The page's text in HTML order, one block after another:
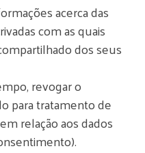
acerca das
com as quais
dos seus
revogar o
para tratamento de
relação aos dados